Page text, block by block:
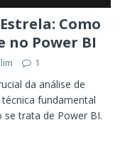
Como
no Power BI
1
da análise de
fundamental
trata de Power BI.